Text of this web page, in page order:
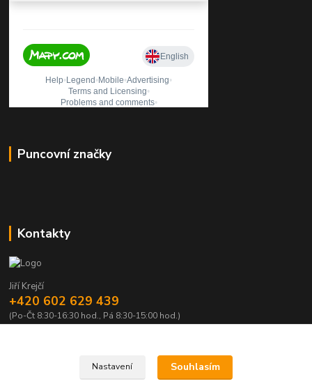
Puncovní značky
Kontakty
Jiří Krejčí
+420 602 629 439
(Po-Čt 8:30-16:30 hod., Pá 8:30-15:00 hod.)
Nastavení Souhlasím